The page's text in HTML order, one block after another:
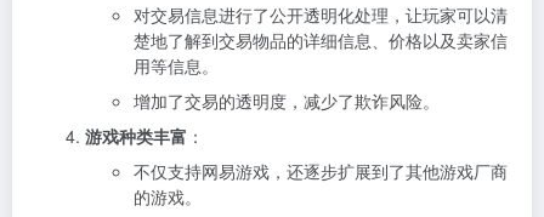
对交易信息进行了公开透明化处理，让玩家可以清
楚地了解到交易物品的详细信息、价格以及卖家信
用等信息。
增加了交易的透明度，减少了欺诈风险。
游戏种类丰富 ：
不仅支持网易游戏，还逐步扩展到了其他游戏厂商
的游戏。